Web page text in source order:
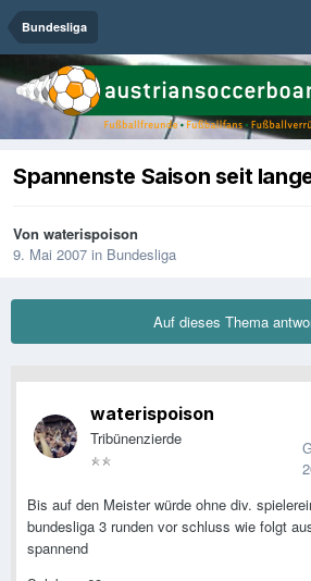
Bundesliga
Spannenste Saison seit
Von waterispoison
9. Mai 2007 in Bundesliga
Auf dieses Thema
waterispoison
Tribünenzierde
Bis auf den Meister würde ohne div.
bundesliga 3 runden vor schluss wie folgt
spannend